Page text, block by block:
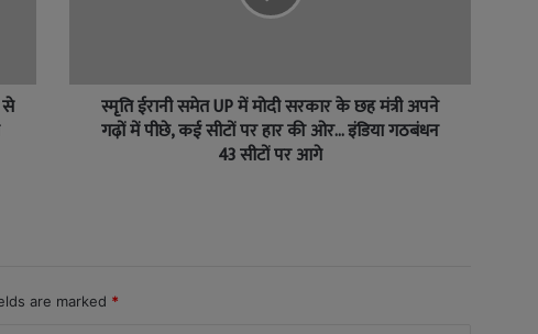
से
स्मृति ईरानी समेत UP में मोदी सरकार के छह मंत्री अपने
गढ़ों में पीछे, कई सीटों पर हार की ओर... इंडिया गठबंधन
43 सीटों पर आगे
are marked *